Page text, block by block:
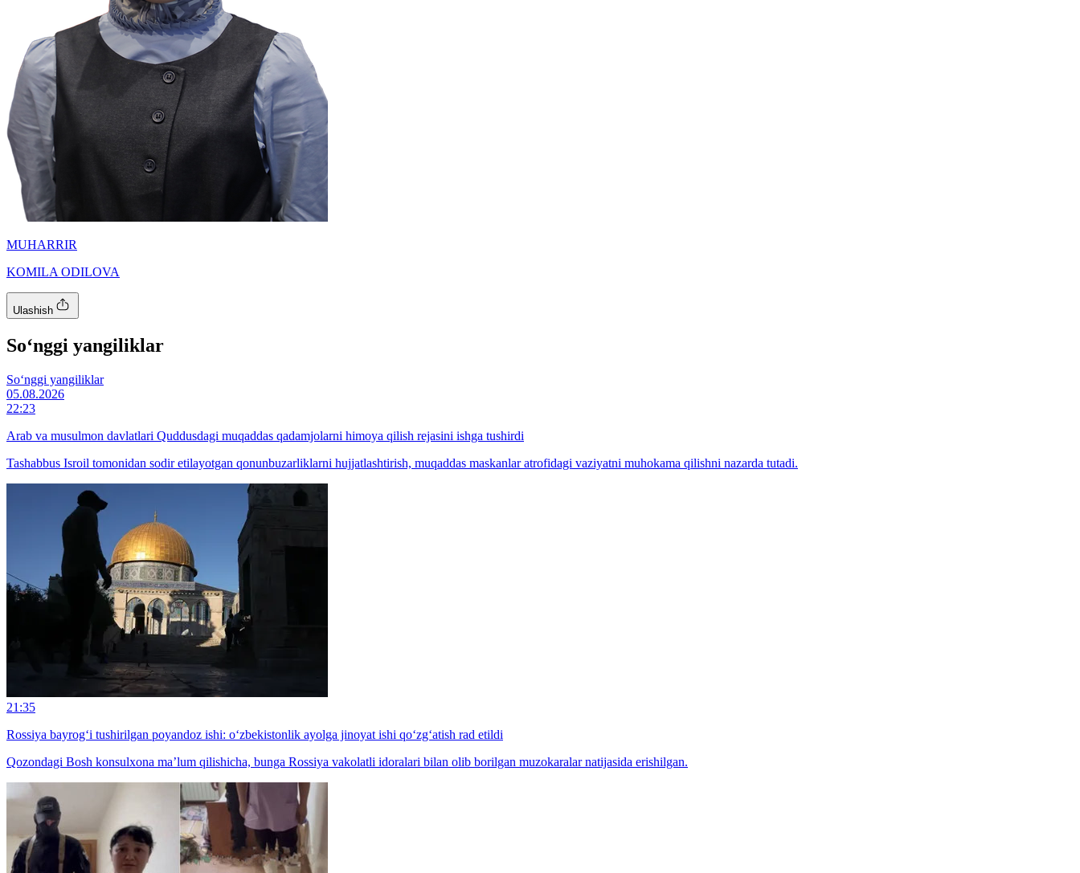
MUHARRIR
KOMILA ODILOVA
Ulashish
So‘nggi yangiliklar
So‘nggi yangiliklar
05.08.2026
22:23
Arab va musulmon davlatlari Quddusdagi muqaddas qadamjolarni himoya qilish rejasini ishga tushirdi
Tashabbus Isroil tomonidan sodir etilayotgan qonunbuzarliklarni hujjatlashtirish, muqaddas maskanlar atrofidagi vaziyatni muhokama qilishni nazarda tutadi.
21:35
Rossiya bayrog‘i tushirilgan poyandoz ishi: o‘zbekistonlik ayolga jinoyat ishi qo‘zg‘atish rad etildi
Qozondagi Bosh konsulxona ma’lum qilishicha, bunga Rossiya vakolatli idoralari bilan olib borilgan muzokaralar natijasida erishilgan.